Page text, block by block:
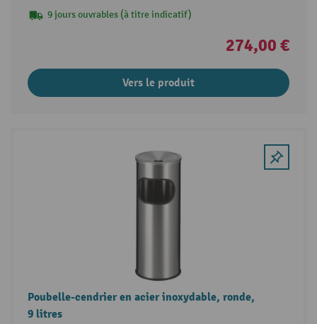
9 jours ouvrables (à titre indicatif)
274,00 €
Vers le produit
Poubelle-cendrier en acier inoxydable, ronde,
9 litres